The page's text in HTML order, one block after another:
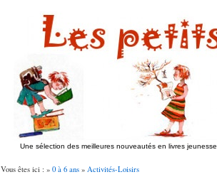
Une sélection des meilleures nouveautés en livres jeunesse
Vous êtes ici : » 0 à 6 ans » Activités-Loisirs